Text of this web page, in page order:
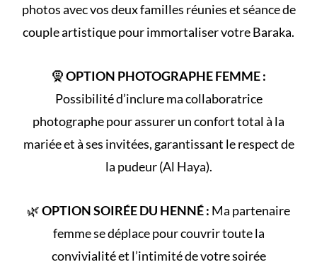
photos avec vos deux familles réunies et séance de
couple artistique pour immortaliser votre Baraka.
🧕OPTION PHOTOGRAPHE FEMME :
Possibilité d’inclure ma collaboratrice
photographe pour assurer un confort total à la
mariée et à ses invitées, garantissant le respect de
la pudeur (Al Haya).
🌿OPTION SOIRÉE DU HENNÉ : Ma partenaire
femme se déplace pour couvrir toute la
convivialité et l’intimité de votresoirée